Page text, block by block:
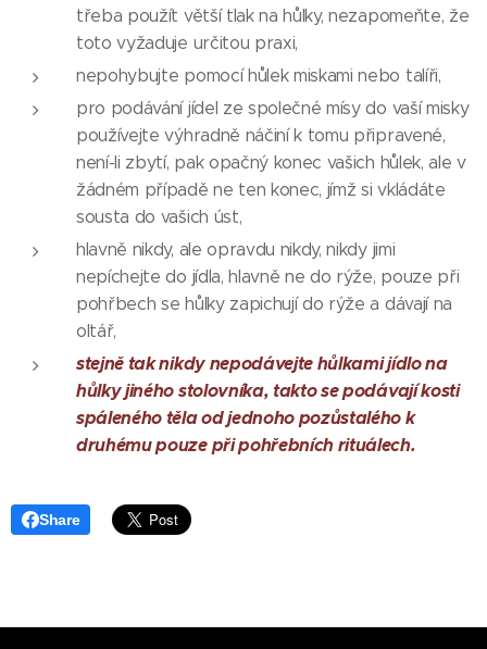
třeba použít větší tlak na hůlky, nezapomeňte, že
toto vyžaduje určitou praxi,
nepohybujte pomocí hůlek miskami nebo talíři,
pro podávání jídel ze společné mísy do vaší misky
používejte výhradně náčiní k tomu připravené,
není-li zbytí, pak opačný konec vašich hůlek, ale v
žádném případě ne ten konec, jímž si vkládáte
sousta do vašich úst,
hlavně nikdy, ale opravdu nikdy, nikdy jimi
nepíchejte do jídla, hlavně ne do rýže, pouze při
pohřbech se hůlky zapichují do rýže a dávají na
oltář,
stejně tak nikdy nepodávejte hůlkami jídlo na
hůlky jiného stolovníka, takto se podávají kosti
spáleného těla od jednoho pozůstalého k
druhému pouze při pohřebních rituálech.
Share